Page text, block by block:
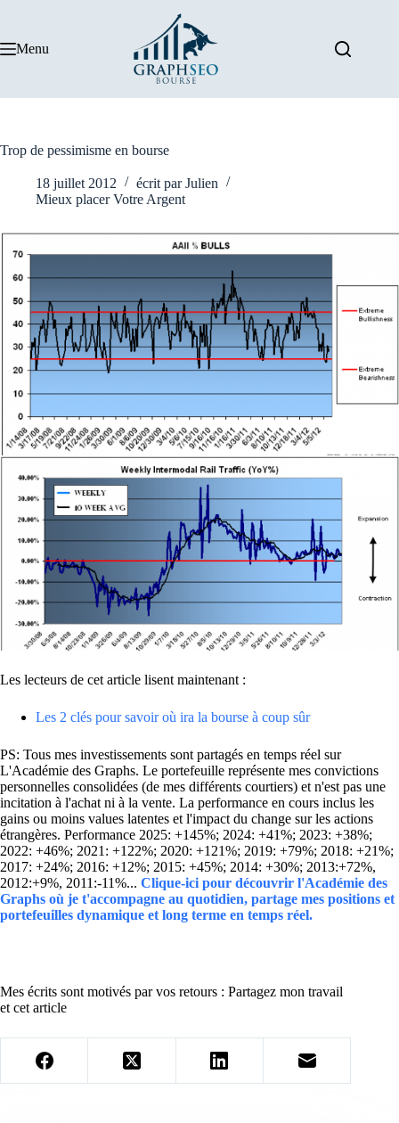
Menu
Trop de pessimisme en bourse
18 juillet 2012 écrit par Julien
Mieux placer Votre Argent
Les lecteurs de cet article lisent maintenant :
Les 2 clés pour savoir où ira la bourse à coup sûr
PS: Tous mes investissements sont partagés en temps réel sur
L'Académie des Graphs. Le portefeuille représente mes convictions
personnelles consolidées (de mes différents courtiers) et n'est pas une
incitation à l'achat ni à la vente. La performance en cours inclus les
gains ou moins values latentes et l'impact du change sur les actions
étrangères. Performance 2025: +145%; 2024: +41%; 2023: +38%;
2022: +46%; 2021: +122%; 2020: +121%; 2019: +79%; 2018: +21%;
2017: +24%; 2016: +12%; 2015: +45%; 2014: +30%; 2013:+72%,
2012:+9%, 2011:-11%... Clique-ici pour découvrir l'Académie des
Graphs où je t'accompagne au quotidien, partage mes positions et
portefeuilles dynamique et long terme en temps réel.
Mes écrits sont motivés par vos retours : Partagez mon travail
et cet article